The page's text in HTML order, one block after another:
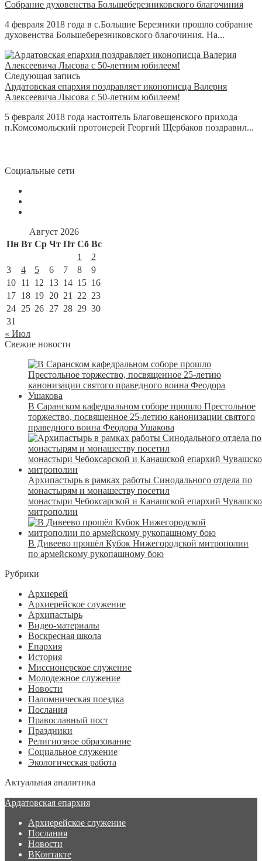
Собрание духовенства Большеберезниковского благочиния
4 февраля 2018 года в с.Большие Березники прошло собрание
духовенства Большеберезниковского благочиния. На...
Следующая запись
Ардатовская епархия поздравляет иконописца Валерия
Алексеевича Лысова с 50-летним юбилеем!
5 февраля 2018 года настоятель Благовещенского прихода
п.Комсомольский протоиерей Георгий Щербаков поздравил...
Социальные сети
Август 2026
Пн Вт Ср Чт Пт Сб Вс
1
2
3
4 5 6 7 8
9
10 11 12 13 14 15 16
17 18 19 20 21 22 23
24 25 26 27 28 29 30
31
« Июл
Свежие новости
В Саранском кафедральном соборе прошло Престольное
торжество, посвященное 25-летию канонизации святого
праведного воина Феодора Ушакова
Архипастырь в рамках работы Синодального отдела по
монастырям и монашеству посетил
монастыри Чебоксарской и Канашской епархий
митрополии
В Дивеево прошёл Кубок Нижегородской митрополии
по армейскому рукопашному бою
Рубрики
Архиерей
Архиерейское служение
Архипастырь
Видео-материалы
Воскресная школа
Епархия
История
Миссионерское служение
Молодежное служение
Новости
Паломническая поездка
Послания
Православный пост
Праздники
Религиозное образование
Социальное служение
Экологическая работа
Актуальная аналитика
Ардатовская епархия
Архиерейское служение
Послания
Новости
ВКонтакте